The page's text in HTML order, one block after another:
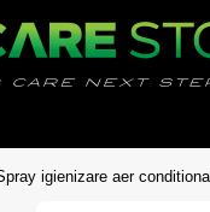
igienizare aer